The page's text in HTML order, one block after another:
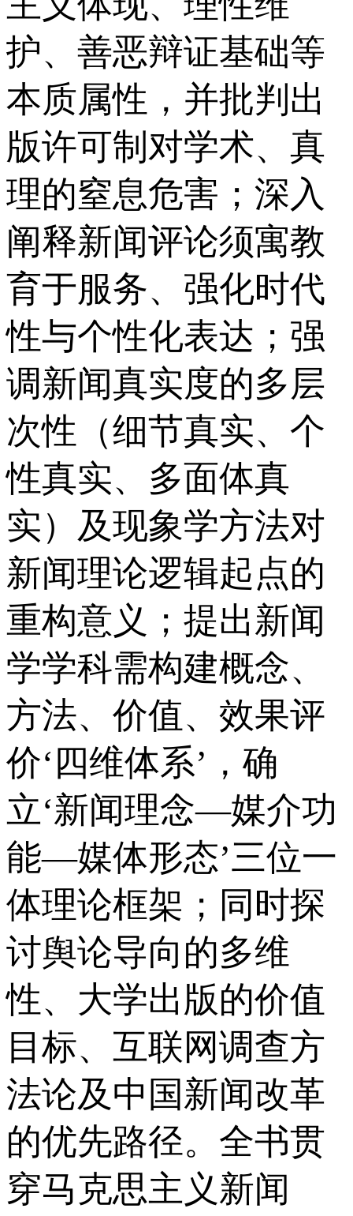
护、善恶辩证基础等
本质属性，并批判出
版许可制对学术、真
理的窒息危害；深入
阐释新闻评论须寓教
育于服务、强化时代
性与个性化表达；强
调新闻真实度的多层
次性（细节真实、个
性真实、多面体真
实）及现象学方法对
新闻理论逻辑起点的
重构意义；提出新闻
学学科需构建概念、
方法、价值、效果评
价‘四维体系’，确
立‘新闻理念—媒介功
能—媒体形态’三位一
体理论框架；同时探
讨舆论导向的多维
性、大学出版的价值
目标、互联网调查方
法论及中国新闻改革
的优先路径。全书贯
穿马克思主义新闻